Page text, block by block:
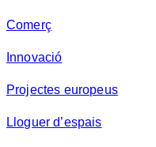
Comerç
Innovació
Projectes europeus
Lloguer d’espais